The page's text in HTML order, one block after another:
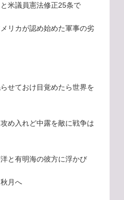
米議員憲法修正25条で
リカが認め始めた軍事の劣
せておけ目覚めたら世界を
め入れど中露を敵に戦争は
と有明海の彼方に浮かび
月へ